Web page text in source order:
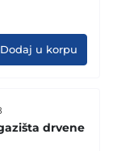
Dodaj u korpu
drvene